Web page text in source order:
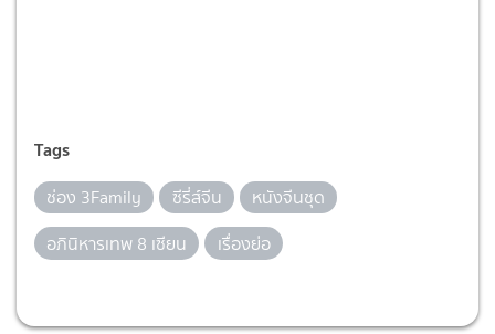
Tags
ช่อง 3Family ซีรี่ส์จีน
หนังจีนชุด
อภินิหารเทพ 8 เซียน
เรื่องย่อ